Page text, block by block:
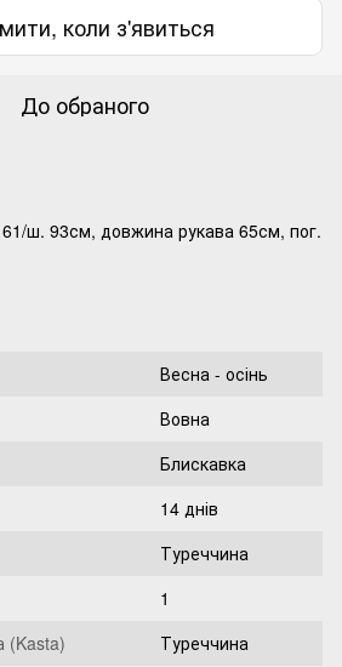
коли з'явиться
До обраного
ш. 93см, довжина рукава 65см, пог.
Весна - осінь
Вовна
Блискавка
14 днів
Туреччина
1
(Kasta)
Туреччина